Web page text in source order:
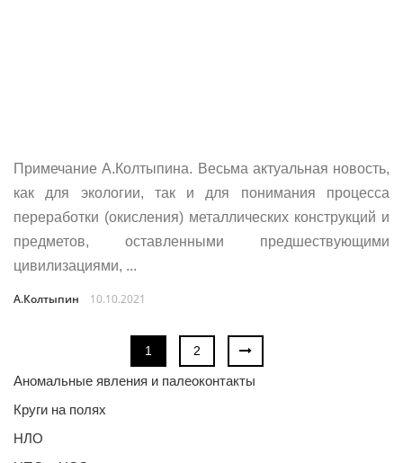
Примечание А.Колтыпина. Весьма актуальная новость,
как для экологии, так и для понимания процесса
переработки (окисления) металлических конструкций и
предметов, оставленными предшествующими
цивилизациями, ...
А.Колтыпин 10.10.2021
1 2
Аномальные явления и палеоконтакты
Круги на полях
НЛО